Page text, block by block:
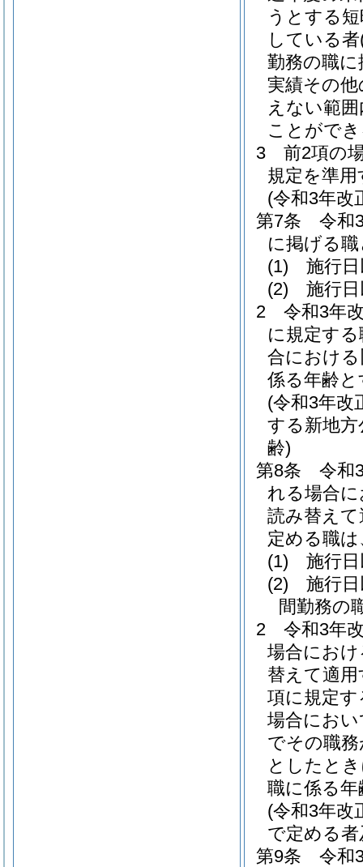
うとする
している者
勤務の職
実績その
えない範
ことがで
3
前2項の
規定を準用
(令和3年改
第7条
令和
に掲げる
(1)
施行
(2)
施行
2
令和3年
に規定す
合におけ
係る年齢
(令和3年改
する新地
齢)
第8条
令和
れる場合
読み替え
定める職
(1)
施行
(2)
施行
間勤務の
2
令和3年
場合にお
替えて適
項に規定
場合にお
でその職
としたと
職に係る
(令和3年改
で定める
第9条
令和